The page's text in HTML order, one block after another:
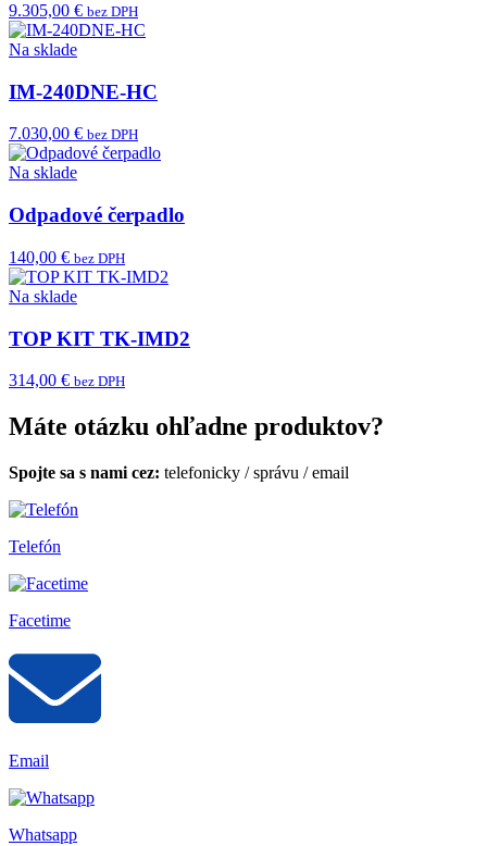
9.305,00 € bez DPH
Na sklade
IM-240DNE-HC
7.030,00 € bez DPH
Na sklade
Odpadové čerpadlo
140,00 € bez DPH
Na sklade
TOP KIT TK-IMD2
314,00 € bez DPH
Máte otázku ohľadne produktov?
Spojte sa s nami cez: telefonicky /správu /email
Telefón
Facetime
Email
Whatsapp